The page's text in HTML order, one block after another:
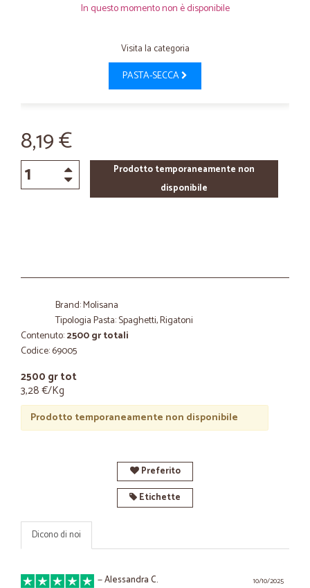
In questo momento non è disponibile
Visita la categoria
PASTA-SECCA
8,19 €
Prodotto temporaneamente non
disponibile
Brand: Molisana
Tipologia Pasta: Spaghetti, Rigatoni
Contenuto:2500 gr totali
Codice: 69005
2500 gr tot
3,28 €/Kg
Prodotto temporaneamente non disponibile
Preferito
Etichette
Dicono di noi
10/10/2025
—Alessandra C.